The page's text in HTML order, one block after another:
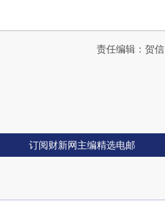
责任编辑：贺
订阅财新网主编精选电邮